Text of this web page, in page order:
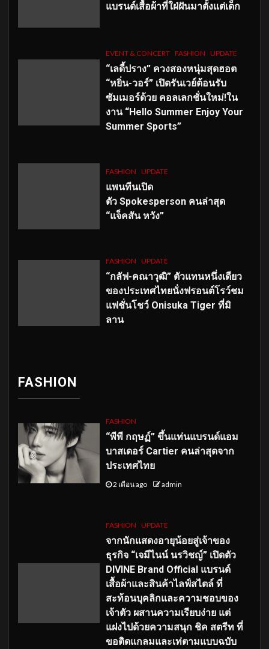
แบรนด์เสื้อผ้าที่ใฝ่ฝันมาตั้งแต่เด็ก
EVENT & CONCERT FASHION UPDATE
“เลดี้ปราง” ควงสองหนุ่มสุดฮอต
“หยิ่น-วอร์” เปิดรันเวย์ต้อนรับ
ซัมเมอร์ด้วย คอลเลกชั่นใหม่!ใน
งาน “Hello Summer Enjoy Your
Summer Sports”
FASHION UPDATE
แพนทีนเปิด
ตัว Spokesperson คนล่าสุด
“แจ็คสัน หวัง”
FASHION UPDATE
“กลัฟ-คณาวุฒิ” ตัวแทนหนึ่งเดียว
ของประเทศไทยนั่งฟรอนต์โรว์ชม
แฟชั่นโชว์ Onisuka Tiger ที่มิ
ลาน
FASHION
FASHION
“พีพี กฤษฏ์” ขึ้นแท่นแบรนด์แอม
บาสเดอร์ Cartier คนล่าสุดจาก
ประเทศไทย
2 เดือน ago admin
FASHION UPDATE
จากนักแสดงอายุน้อยสู่เจ้าของ
ธุรกิจ “เจมีไนน์ นรวิชญ์” เปิดตัว
DIVINE Brand Official แบรนด์
เสื้อผ้าและสินค้าไลฟ์สไตล์ ที่
สะท้อนบุคลิกและความชอบของ
เจ้าตัว ผสานความเรียบง่าย แต่
แฝงไปด้วยความสนุก ชิค สตรีท ที่
ขอติดแกลมและเท่ตามแบบฉบับ